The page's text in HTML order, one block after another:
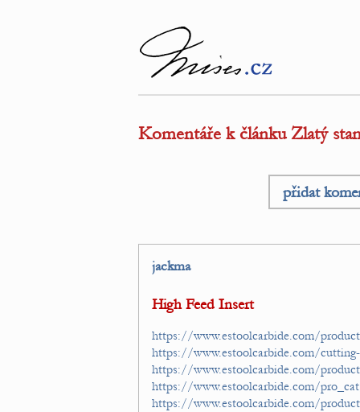
Komentáře k článku Zlatý
přidat
jackma
High Feed Insert
https://www.estoolcarbide.com/
https://www.estoolcarbide.com/
https://www.estoolcarbide.com/
https://www.estoolcarbide.com/
https://www.estoolcarbide.com/